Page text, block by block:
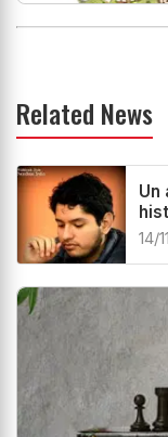
Related News
Un
14/